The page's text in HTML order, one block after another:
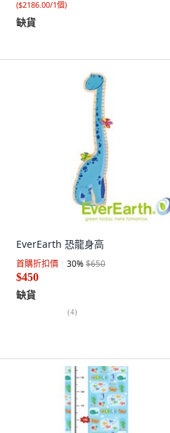
($2186.00/1個)
缺貨
EverEarth 恐龍身高
首購折扣價 30%$650
$450
缺貨
(4)